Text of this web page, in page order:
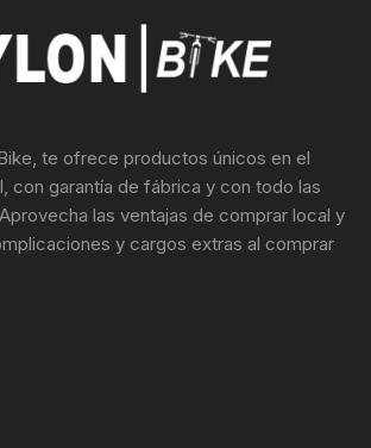
te ofrece productos únicos en el
con garantía de fábrica y con todo las
las ventajas de comprar local y
y cargos extras al comprar